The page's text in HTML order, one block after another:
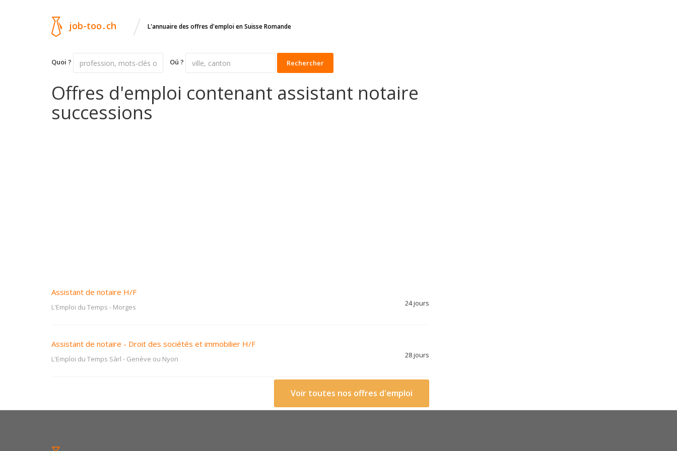
job-too.ch / L'annuaire des offres d'emploi en Suisse Romande
Quoi ? Oú ? Rechercher
Offres d'emploi contenant assistant notaire
successions
Assistant de notaire H/F
L'Emploi du Temps - Morges 24 jours
Assistant de notaire - Droit des sociétés et immobilier H/F
L'Emploi du Temps Sàrl - Genève ou Nyon 28 jours
Voir toutes nos offres d'emploi